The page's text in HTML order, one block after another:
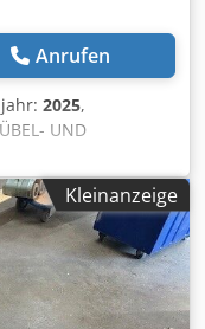
Anrufen
2025,
UND
01/22/D mit: -
ER 40 Ø 3-
/ 20 - Motor 1,5
über Digitalzählwerk
(0-100
Rasterschiene
Kleinanzeige